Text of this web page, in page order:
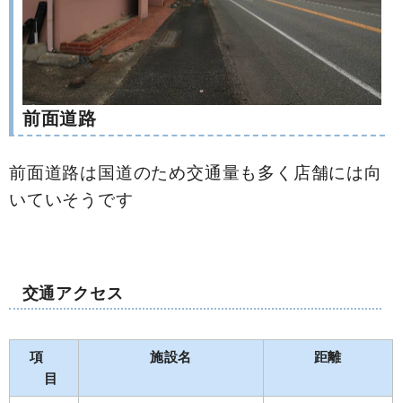
前面道路
前面道路は国道のため交通量も多く店舗には向
いていそうです
交通アクセス
項
目
施設名 距離